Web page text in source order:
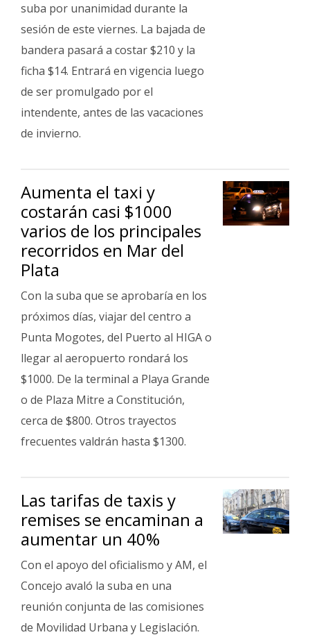
suba por unanimidad durante la
sesión de este viernes. La bajada de
bandera pasará a costar $210 y la
ficha $14. Entrará en vigencia luego
de ser promulgado por el
intendente, antes de las vacaciones
de invierno.
Aumenta el taxi y
costarán casi $1000
varios de los principales
recorridos en Mar del
Plata
Con la suba que se aprobaría en los
próximos días, viajar del centro a
Punta Mogotes, del Puerto al HIGA o
llegar al aeropuerto rondará los
$1000. De la terminal a Playa Grande
o de Plaza Mitre a Constitución,
cerca de $800. Otros trayectos
frecuentes valdrán hasta $1300.
Las tarifas de taxis y
remises se encaminan a
aumentar un 40%
Con el apoyo del oficialismo y AM, el
Concejo avaló la suba en una
reunión conjunta de las comisiones
de Movilidad Urbana y Legislación.